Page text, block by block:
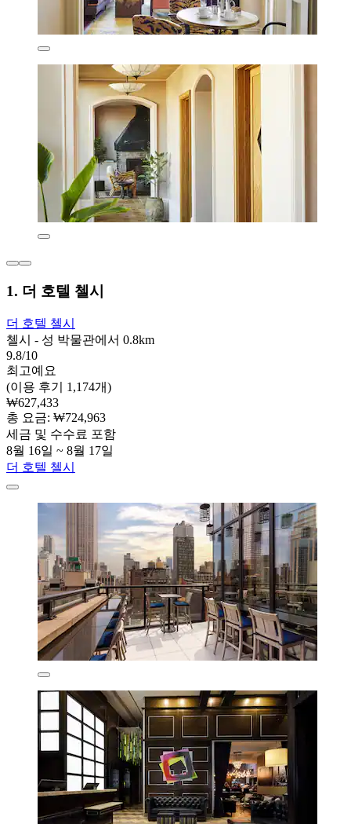
1. 더 호텔 첼시
더 호텔 첼시
첼시 - 성 박물관에서 0.8km
9.8/10
최고예요
(이용 후기 1,174개)
₩627,433
총 요금: ₩724,963
세금 및 수수료 포함
8월 16일 ~ 8월 17일
더 호텔 첼시